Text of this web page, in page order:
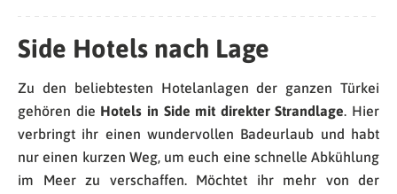
Side Hotels nach Lage
Zu den beliebtesten Hotelanlagen der ganzen Türkei
gehören die Hotels in Side mit direkter Strandlage. Hier
verbringt ihr einen wundervollen Badeurlaub und habt
nur einen kurzen Weg, um euch eine schnelle Abkühlung
im Meer zu verschaffen. Möchtet ihr mehr von der